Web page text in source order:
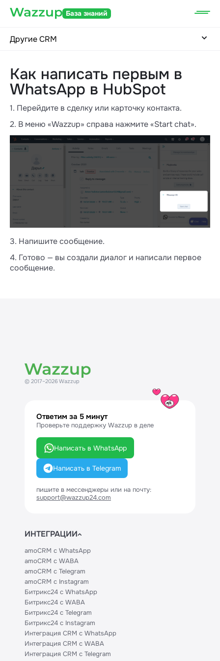
База знаний
Другие CRM
Как написать первым в
WhatsApp в HubSpot
1. Перейдите в сделку или карточку контакта.
2. В меню «Wazzup» справа нажмите «Start chat».
3. Напишите сообщение.
4. Готово — вы создали диалог и написали первое
сообщение.
© 2017–2026 Wazzup
Ответим за 5 минут
Проверьте поддержку Wazzup в деле
Написать в WhatsApp
Написать в Telegram
пишите в мессенджеры или на почту:
support@wazzup24.com
ИНТЕГРАЦИИ
amoCRM с WhatsApp
amoCRM с WABA
amoCRM с Telegram
amoCRM с Instagram
Битрикс24 с WhatsApp
Битрикс24 с WABA
Битрикс24 с Telegram
Битрикс24 с Instagram
Интеграция CRM с WhatsApp
Интеграция CRM с WABA
Интеграция CRM с Telegram